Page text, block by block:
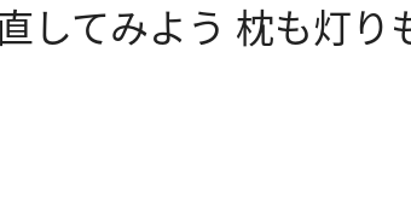
してみよう 枕も灯り